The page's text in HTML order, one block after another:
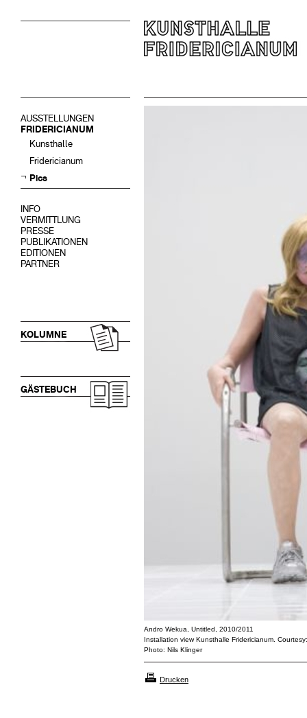
AUSSTELLUNGEN
FRIDERICIANUM
Kunsthalle
Fridericianum
Pics
INFO
VERMITTLUNG
PRESSE
PUBLIKATIONEN
EDITIONEN
PARTNER
KOLUMNE
GÄSTEBUCH
Andro Wekua, Untitled, 2010/2011
Installation view Kunsthalle Fridericianum.
Photo: Nils Klinger
Drucken